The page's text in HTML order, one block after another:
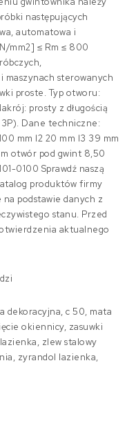
następujących
automatowa i
mm2] ≤ Rm ≤ 800
maszynach sterowanych
proste. Typ otworu:
prosty z długością
Dane techniczne:
mm l2 20 mm l3 39 mm
otwór pod gwint 8,50
0100 Sprawdź naszą
produktów firmy
podstawie danych z
stanu. Przed
aktualnego
dekoracyjna, c 50, mata
okiennicy, zasuwki
zlew stalowy
zyrandol lazienka,